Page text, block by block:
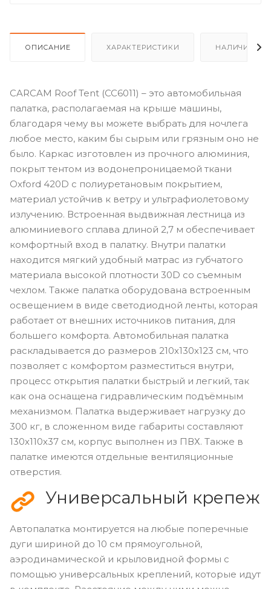
ОПИСАНИЕ ХАРАКТЕРИСТИКИ НАЛИЧИЕ
CARCAM Roof Tent (CC6011) – это автомобильная
палатка, располагаемая на крыше машины,
благодаря чему вы можете выбрать для ночлега
любое место, каким бы сырым или грязным оно не
было. Каркас изготовлен из прочного алюминия,
покрыт тентом из водонепроницаемой ткани
Oxford 420D с полиуретановым покрытием,
материал устойчив к ветру и ультрафиолетовому
излучению. Встроенная выдвижная лестница из
алюминиевого сплава длиной 2,7 м обеспечивает
комфортный вход в палатку. Внутри палатки
находится мягкий удобный матрас из губчатого
материала высокой плотности 30D со съемным
чехлом. Также палатка оборудована встроенным
освещением в виде светодиодной ленты, которая
работает от внешних источников питания, для
большего комфорта. Автомобильная палатка
раскладывается до размеров 210х130х123 см, что
позволяет с комфортом разместиться внутри,
процесс открытия палатки быстрый и легкий, так
как она оснащена гидравлическим подъёмным
механизмом. Палатка выдерживает нагрузку до
300 кг, в сложенном виде габариты составляют
130х110х37 см, корпус выполнен из ПВХ. Также в
палатке имеются отдельные вентиляционные
отверстия.
Универсальный крепеж
Автопалатка монтируется на любые поперечные
дуги шириной до 10 см прямоугольной,
аэродинамической и крыловидной формы с
помощью универсальных креплений, которые идут